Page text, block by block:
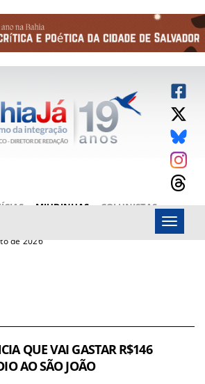
MIUDINHAS
COLUNISTAS
de 2026
Menu
QUE VAI GASTAR R$146
AO SÃO JOÃO